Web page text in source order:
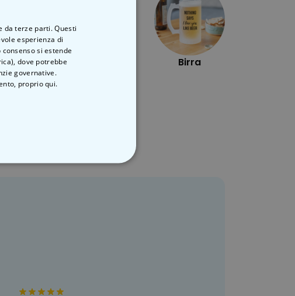
Nerd Birra
da terze parti. Questi
esperienza di
si estende
dove potrebbe
governative.
proprio qui.
NON CLASSIFICATO